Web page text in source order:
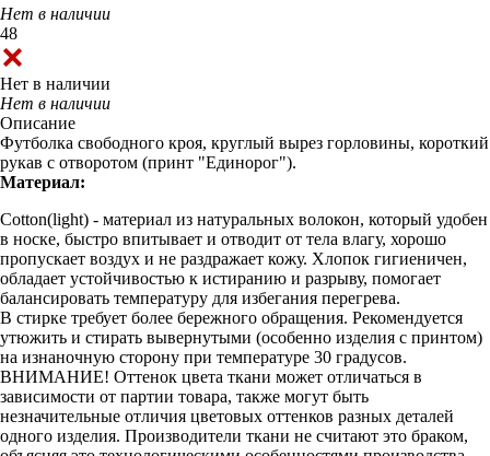
Нет в наличии
48
Нет в наличии
Нет в наличии
Описание
Футболка свободного кроя, круглый вырез горловины, короткий
рукав с отворотом (принт "Единорог").
Материал:
Cotton(light) - материал из натуральных волокон, который удобен
в носке, быстро впитывает и отводит от тела влагу, хорошо
пропускает воздух и не раздражает кожу. Хлопок гигиеничен,
обладает устойчивостью к истиранию и разрыву, помогает
балансировать температуру для избегания перегрева.
В стирке требует более бережного обращения. Рекомендуется
утюжить и стирать вывернутыми (особенно изделия с принтом)
на изнаночную сторону при температуре 30 градусов.
ВНИМАНИЕ! Оттенок цвета ткани может отличаться в
зависимости от партии товара, также могут быть
незначительные отличия цветовых оттенков разных деталей
одного изделия. Производители ткани не считают это браком,